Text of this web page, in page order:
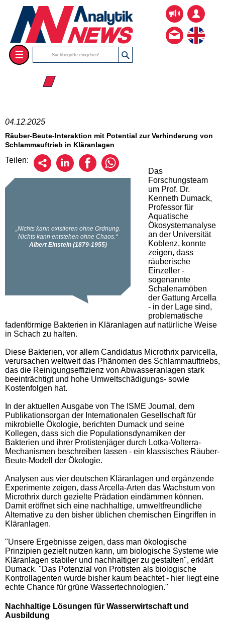
☰
☰ 2025
04.12.2025
Räuber-Beute-Interaktion mit Potential zur Verhinderung von
Schlammauftrieb in Kläranlagen
Teilen:
Das
Forschungsteam
um Prof. Dr.
Kenneth Dumack,
Professor für
Aquatische
Ökosystemanalyse
an der Universität
Koblenz, konnte
zeigen, dass
räuberische
Einzeller -
sogenannte
Schalenamöben
der Gattung Arcella
- in der Lage sind,
problematische
fadenförmige Bakterien in Kläranlagen auf natürliche Weise
in Schach zu halten.
Diese Bakterien, vor allem Candidatus Microthrix parvicella,
verursachen weltweit das Phänomen des Schlammauftriebs,
das die Reinigungseffizienz von Abwasseranlagen stark
beeinträchtigt und hohe Umweltschädigungs- sowie
Kostenfolgen hat.
In der aktuellen Ausgabe von The ISME Journal, dem
Publikationsorgan der Internationalen Gesellschaft für
mikrobielle Ökologie, berichten Dumack und seine
Kollegen, dass sich die Populationsdynamiken der
Bakterien und ihrer Protistenjäger durch Lotka-Volterra-
Mechanismen beschreiben lassen - ein klassisches Räuber-
Beute-Modell der Ökologie.
Analysen aus vier deutschen Kläranlagen und ergänzende
Experimente zeigen, dass Arcella-Arten das Wachstum von
Microthrix durch gezielte Prädation eindämmen können.
Damit eröffnet sich eine nachhaltige, umweltfreundliche
Alternative zu den bisher üblichen chemischen Eingriffen in
Kläranlagen.
"Unsere Ergebnisse zeigen, dass man ökologische
Prinzipien gezielt nutzen kann, um biologische Systeme wie
Kläranlagen stabiler und nachhaltiger zu gestalten", erklärt
Dumack. "Das Potenzial von Protisten als biologische
Kontrollagenten wurde bisher kaum beachtet - hier liegt eine
echte Chance für grüne Wassertechnologien."
Nachhaltige Lösungen für Wasserwirtschaft und
Ausbildung